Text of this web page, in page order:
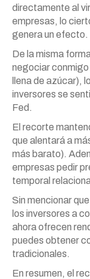
directamente al
empresas, lo
genera un efecto.
De la misma
negociar conmigo
llena de azúcar),
inversores se
Fed.
El recorte
que alentará a
más barato).
empresas pedir
temporal
Sin mencionar
los inversores a
ahora ofrecen
puedes obtener
tradicionales.
En resumen, el